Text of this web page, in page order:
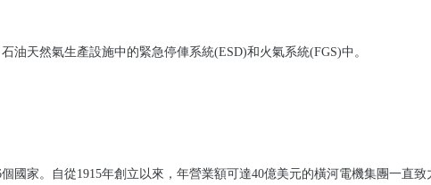
油天然氣生產設施中的緊急停俥系統(ESD)和火氣系統(FGS)中。
國家。自從1915年創立以來，年營業額可達40億美元的橫河電機集團一直